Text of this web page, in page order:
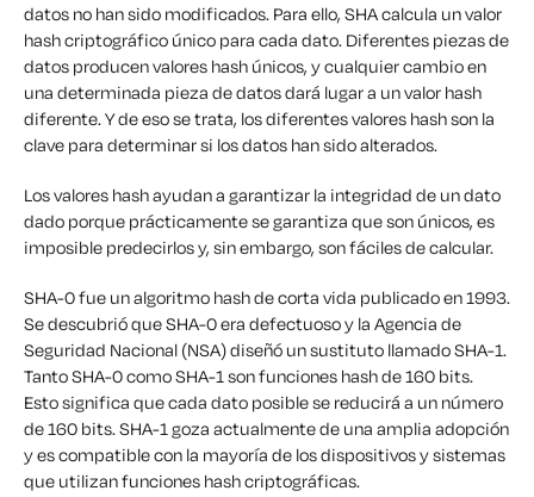
datos no han sido modificados. Para ello, SHA calcula un valor
hash criptográfico único para cada dato. Diferentes piezas de
datos producen valores hash únicos, y cualquier cambio en
una determinada pieza de datos dará lugar a un valor hash
diferente. Y de eso se trata, los diferentes valores hash son la
clave para determinar si los datos han sido alterados.
Los valores hash ayudan a garantizar la integridad de un dato
dado porque prácticamente se garantiza que son únicos, es
imposible predecirlos y, sin embargo, son fáciles de calcular.
SHA-0 fue un algoritmo hash de corta vida publicado en 1993.
Se descubrió que SHA-0 era defectuoso y la Agencia de
Seguridad Nacional (NSA) diseñó un sustituto llamado SHA-1.
Tanto SHA-0 como SHA-1 son funciones hash de 160 bits.
Esto significa que cada dato posible se reducirá a un número
de 160 bits. SHA-1 goza actualmente de una amplia adopción
y es compatible con la mayoría de los dispositivos y sistemas
que utilizan funciones hash criptográficas.